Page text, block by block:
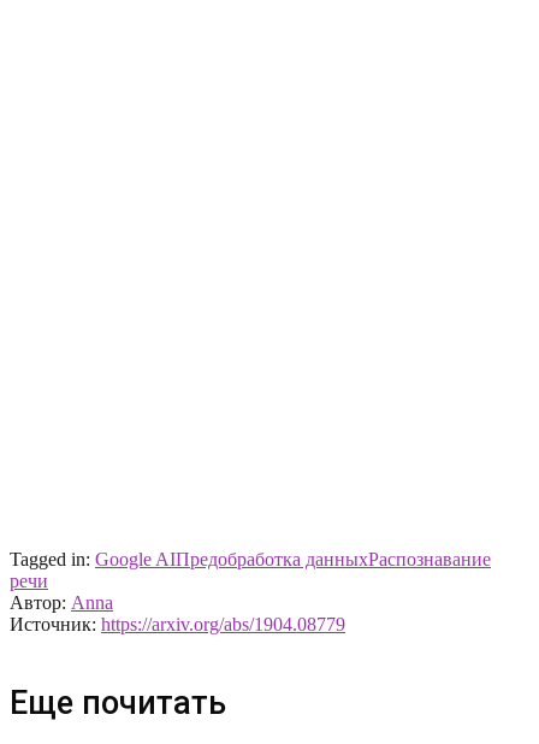
Tagged in: Google AIПредобработка данныхРаспознавание
речи
Автор: Anna
Источник: https://arxiv.org/abs/1904.08779
Еще почитать